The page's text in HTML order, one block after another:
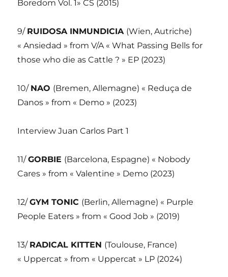
Boredom Vol. 1» CS (2015)
9/ RUIDOSA INMUNDICIA (Wien, Autriche)
« Ansiedad » from V/A « What Passing Bells for
those who die as Cattle ? » EP (2023)
10/ NAO (Bremen, Allemagne) « Reduça de
Danos » from « Demo » (2023)
Interview Juan Carlos Part 1
11/GORBIE (Barcelona, Espagne) « Nobody
Cares » from « Valentine » Demo (2023)
12/GYM TONIC (Berlin, Allemagne) « Purple
People Eaters » from « Good Job » (2019)
13/ RADICAL KITTEN (Toulouse, France)
« Uppercat » from « Uppercat » LP (2024)